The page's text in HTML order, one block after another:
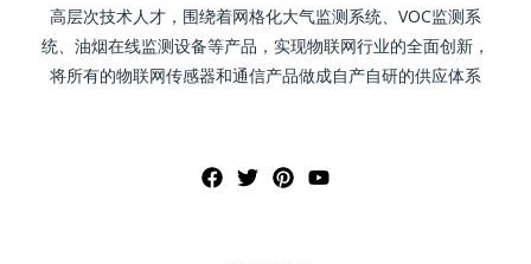
高层次技术人才，围绕着网格化大气监测系统、VOC监测系
统、油烟在线监测设备等产品，实现物联网行业的全面创新，
将所有的物联网传感器和通信产品做成自产自研的供应体系